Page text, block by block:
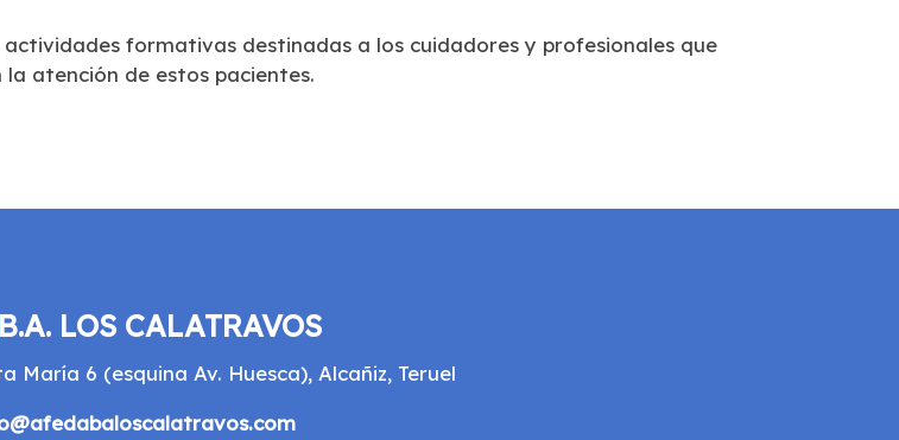
formativas destinadas a los cuidadores y profesionales que
atención de estos pacientes.
LOS CALATRAVOS
María 6 (esquina Av. Huesca), Alcañiz, Teruel